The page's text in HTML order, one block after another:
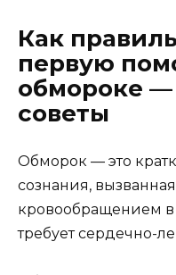
Как
первую
обмороке —
советы
Обморок — это
сознания,
кровообращением в
требует сердечно-